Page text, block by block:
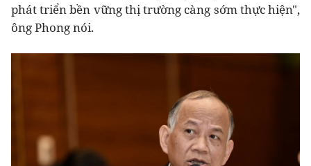
phát triển bền vững thị trường càng sớm thực hiện",
ông Phong nói.